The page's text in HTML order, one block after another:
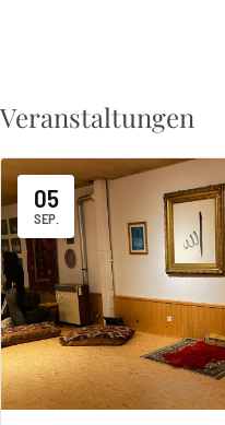
Veranstaltungen
05
SEP.